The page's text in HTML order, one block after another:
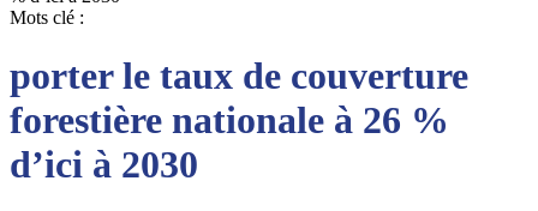
Mots clé :
porter le taux de couverture
forestière nationale à 26 %
d’ici à 2030